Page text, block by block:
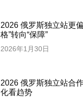
2026 俄罗斯独立站更
格”转向“保障”
2026年1月30日
2026 俄罗斯独立站合
化看趋势